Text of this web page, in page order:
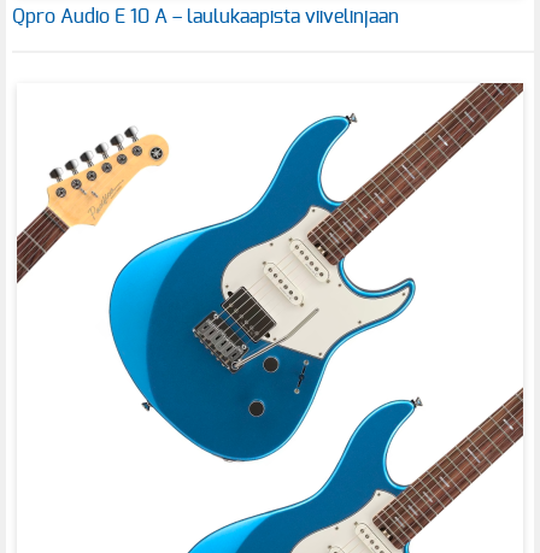
Qpro Audio E 10 A – laulukaapista viivelinjaan